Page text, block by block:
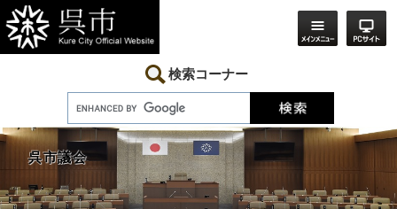
ー
ジ
の
ニ
ュ
ー
て
検索コーナー
呉市議会